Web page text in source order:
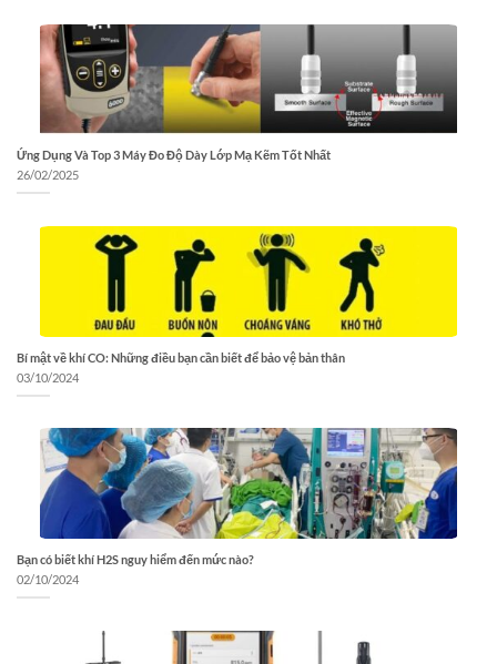
Ứng Dụng Và Top 3 Máy Đo Độ Dày Lớp Mạ Kẽm Tốt Nhất
26/02/2025
Bí mật về khí CO: Những điều bạn cần biết để bảo vệ bản thân
03/10/2024
Bạn có biết khí H2S nguy hiểm đến mức nào?
02/10/2024